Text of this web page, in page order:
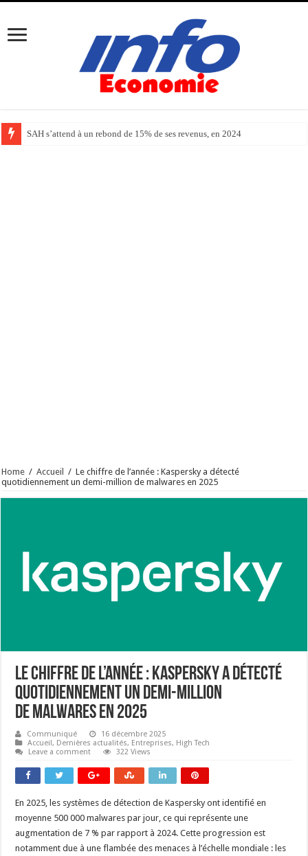
SAH s’attend à un rebond de 15% de ses revenus, en 2024
Home / Accueil / Le chiffre de l’année : Kaspersky a détecté
quotidiennement un demi-million de malwares en 2025
Le chiffre de l’année : Kaspersky a détecté
quotidiennement un demi-million
de malwares en 2025
Communiqué
16 décembre 2025
Accueil, Dernières actualités, Entreprises, High Tech
Leave a comment
322 Views
En 2025, les systèmes de détection de Kaspersky ont identifié en
moyenne 500 000 malwares par jour, ce qui représente une
augmentation de 7 % par rapport à 2024. Cette progression est
notamment due à une flambée des menaces à l’échelle mondiale : les